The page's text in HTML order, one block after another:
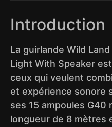
Introduction
La guirlande Wild
Light With Speaker
ceux qui veulent
et expérience sonore
ses 15 ampoules G40
longueur de 8 mètres